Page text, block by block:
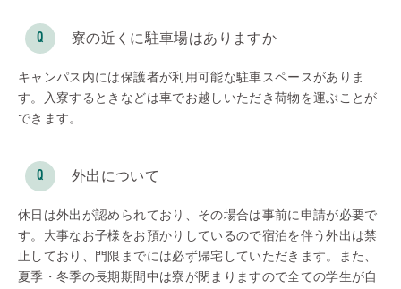
寮の近くに駐車場はありますか
キャンパス内には保護者が利用可能な駐車スペースがありま
す。入寮するときなどは車でお越しいただき荷物を運ぶことが
できます。
外出について
休日は外出が認められており、その場合は事前に申請が必要で
す。大事なお子様をお預かりしているので宿泊を伴う外出は禁
止しており、門限までには必ず帰宅していただきます。また、
夏季・冬季の長期期間中は寮が閉まりますので全ての学生が自